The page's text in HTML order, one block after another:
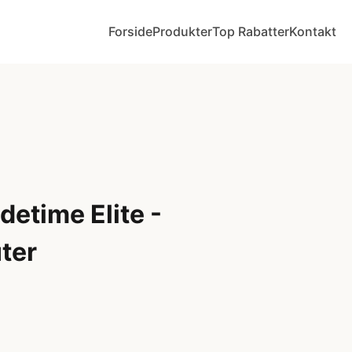
ForsideProdukterTop RabatterKontakt
Elite -